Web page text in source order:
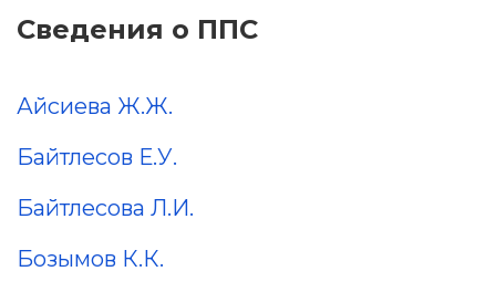
Сведения о ППС
Айсиева Ж.Ж.
Байтлесов Е.У.
Байтлесова Л.И.
Бозымов К.К.